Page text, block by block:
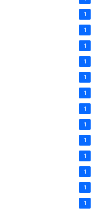
1
1
1
1
1
1
1
1
1
1
1
1
1